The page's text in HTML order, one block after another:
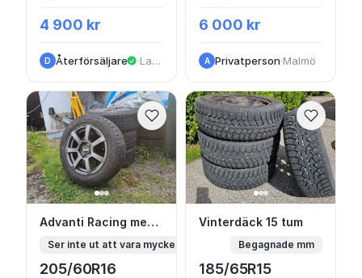
4 900 kr
D Återförsäljare · Landvetter
6 000 kr
A Privatperson·Malmö
Advanti Racing med Yokohama Iceguard
Advanti Racing med Yokohama Iceguard 205/60 R16
Ser inte ut att vara mycket kört medmm
205/60R16
Vinterdäck 15 tum
Vinterdäck 15 tum
Begagnade mm
185/65R15